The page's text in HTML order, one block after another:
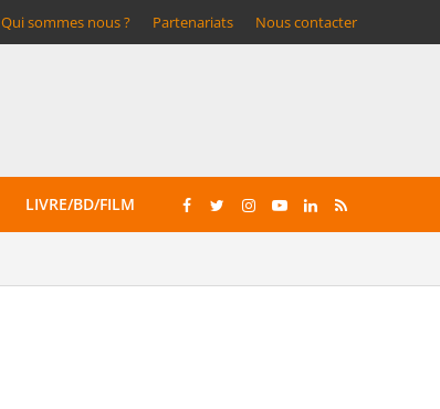
Qui sommes nous ? Partenariats Nous contacter
LIVRE/BD/FILM